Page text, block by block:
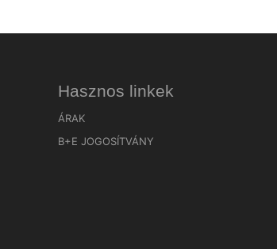
Hasznos linkek
ÁRAK
B+E JOGOSÍTVÁNY